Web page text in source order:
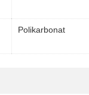
Polikarbonat